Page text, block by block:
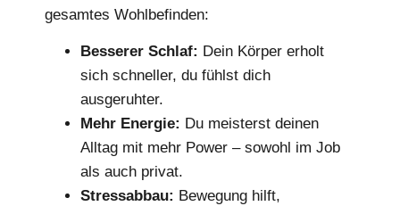
gesamtes Wohlbefinden:
Besserer Schlaf: Dein Körper erholt
sich schneller, du fühlst dich
ausgeruhter.
Mehr Energie: Du meisterst deinen
Alltag mit mehr Power – sowohl im Job
als auch privat.
Stressabbau: Bewegung hilft,